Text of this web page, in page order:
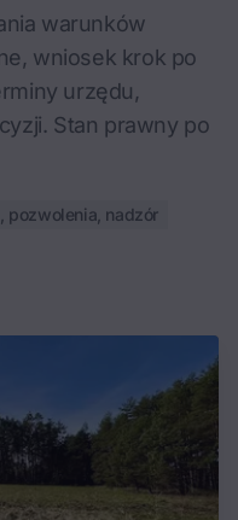
warunków
wniosek krok po
urzędu,
Stan prawny po
pozwolenia, nadzór